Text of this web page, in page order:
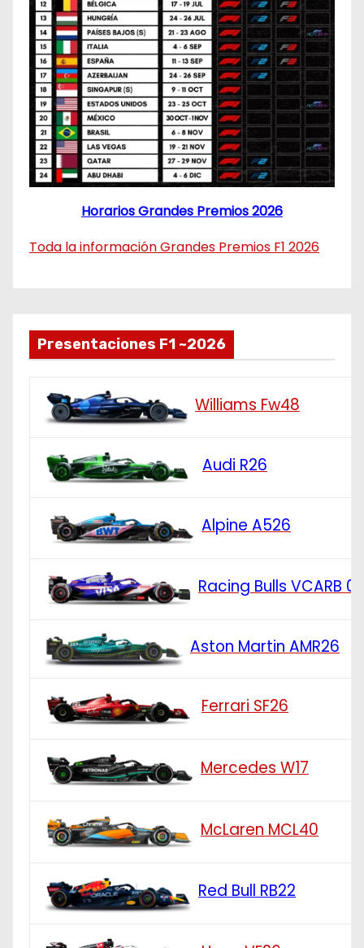
Horarios Grandes Premios 2026
Toda la información Grandes Premios F1 2026
Presentaciones F1 ~2026
Williams Fw48
Audi R26
Alpine A526
Racing Bulls VCARB 03
Aston Martin AMR26
Ferrari SF26
Mercedes W17
McLaren MCL40
Red Bull RB22